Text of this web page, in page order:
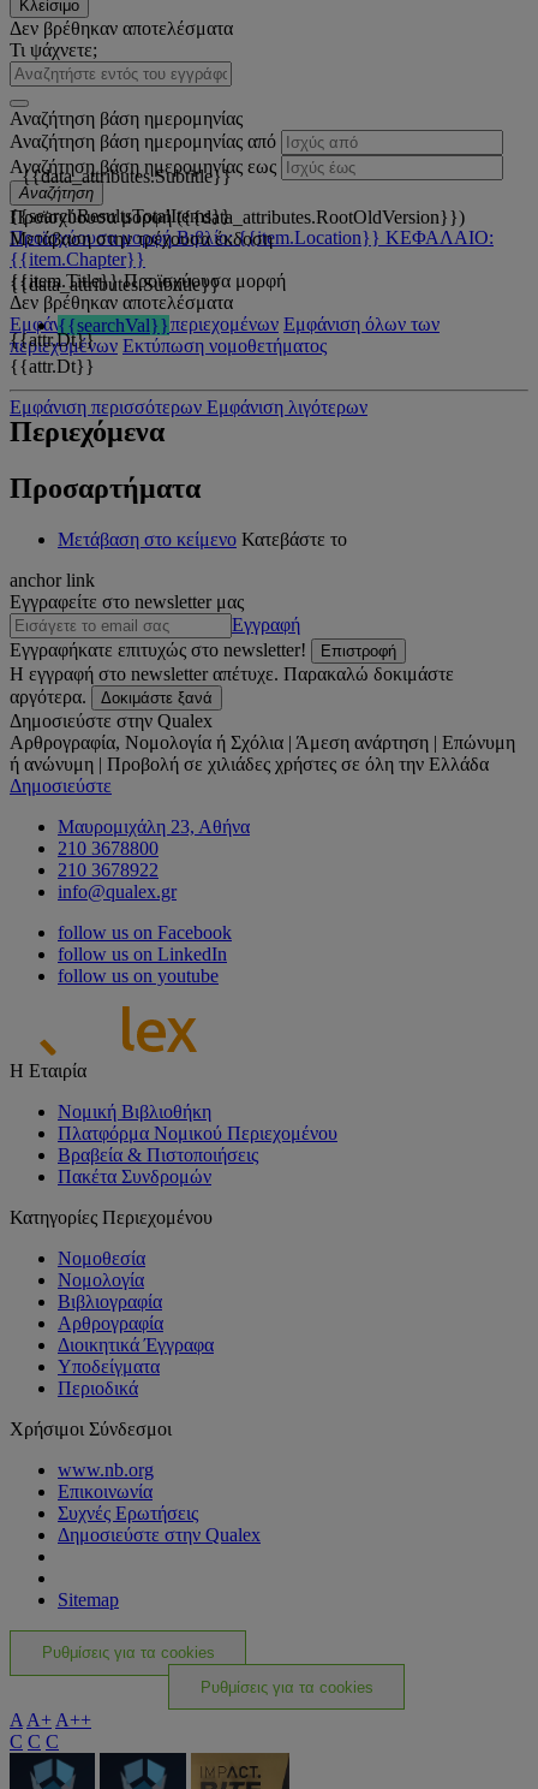
Κλείσιμο
Δεν βρέθηκαν αποτελέσματα
Τι ψάχνετε;
Αναζήτηση βάση ημερομηνίας
Αναζήτηση βάση ημερομηνίας από
Αναζήτηση βάση ημερομηνίας εως
Αναζήτηση
{{searchResultsTotalItems}}
Προϊσχύουσα μορφή Βιβλίο: {{item.Location}} ΚΕΦΑΛΑΙΟ:
{{item.Chapter}}
{{item.Title}} Προϊσχύουσα μορφή
Δεν βρέθηκαν αποτελέσματα
Εμφάνιση όλων των περιεχομένων Εμφάνιση όλων των
περιεχομένων Εκτύπωση νομοθετήματος
{{data_attributes.Subtitle}}
Προϊσχύουσα μορφή ({{data_attributes.RootOldVersion}})
Μετάβαση στην τρέχουσα έκδοση
{{data_attributes.Subtitle}}
{{searchVal}}
{{attr.Dt}}
Εμφάνιση περισσότερων Εμφάνιση λιγότερων
{{attr.Dt}}
Περιεχόμενα
Προσαρτήματα
Μετάβαση στο κείμενο Κατεβάστε το
anchor link
Εγγραφείτε στο newsletter μας
Εγγραφή
Εγγραφήκατε επιτυχώς στο newsletter!
Επιστροφή
Η εγγραφή στο newsletter απέτυχε. Παρακαλώ δοκιμάστε
αργότερα.
Δοκιμάστε ξανά
Δημοσιεύστε στην Qualex
Αρθρογραφία, Νομολογία ή Σχόλια | Άμεση ανάρτηση | Επώνυμη
ή ανώνυμη | Προβολή σε χιλιάδες χρήστες σε όλη την Ελλάδα
Δημοσιεύστε
Μαυρομιχάλη 23, Αθήνα
210 3678800
210 3678922
info@qualex.gr
follow us on Facebook
follow us on LinkedIn
follow us on youtube
Η Εταιρία
Νομική Βιβλιοθήκη
Πλατφόρμα Νομικού Περιεχομένου
Βραβεία & Πιστοποιήσεις
Πακέτα Συνδρομών
Κατηγορίες Περιεχομένου
Νομοθεσία
Νομολογία
Βιβλιογραφία
Αρθρογραφία
Διοικητικά Έγγραφα
Υποδείγματα
Περιοδικά
Χρήσιμοι Σύνδεσμοι
www.nb.org
Επικοινωνία
Συχνές Ερωτήσεις
Δημοσιεύστε στην Qualex
Sitemap
Ρυθμίσεις για τα cookies
Ρυθμίσεις για τα cookies
A A+ A++
C C C